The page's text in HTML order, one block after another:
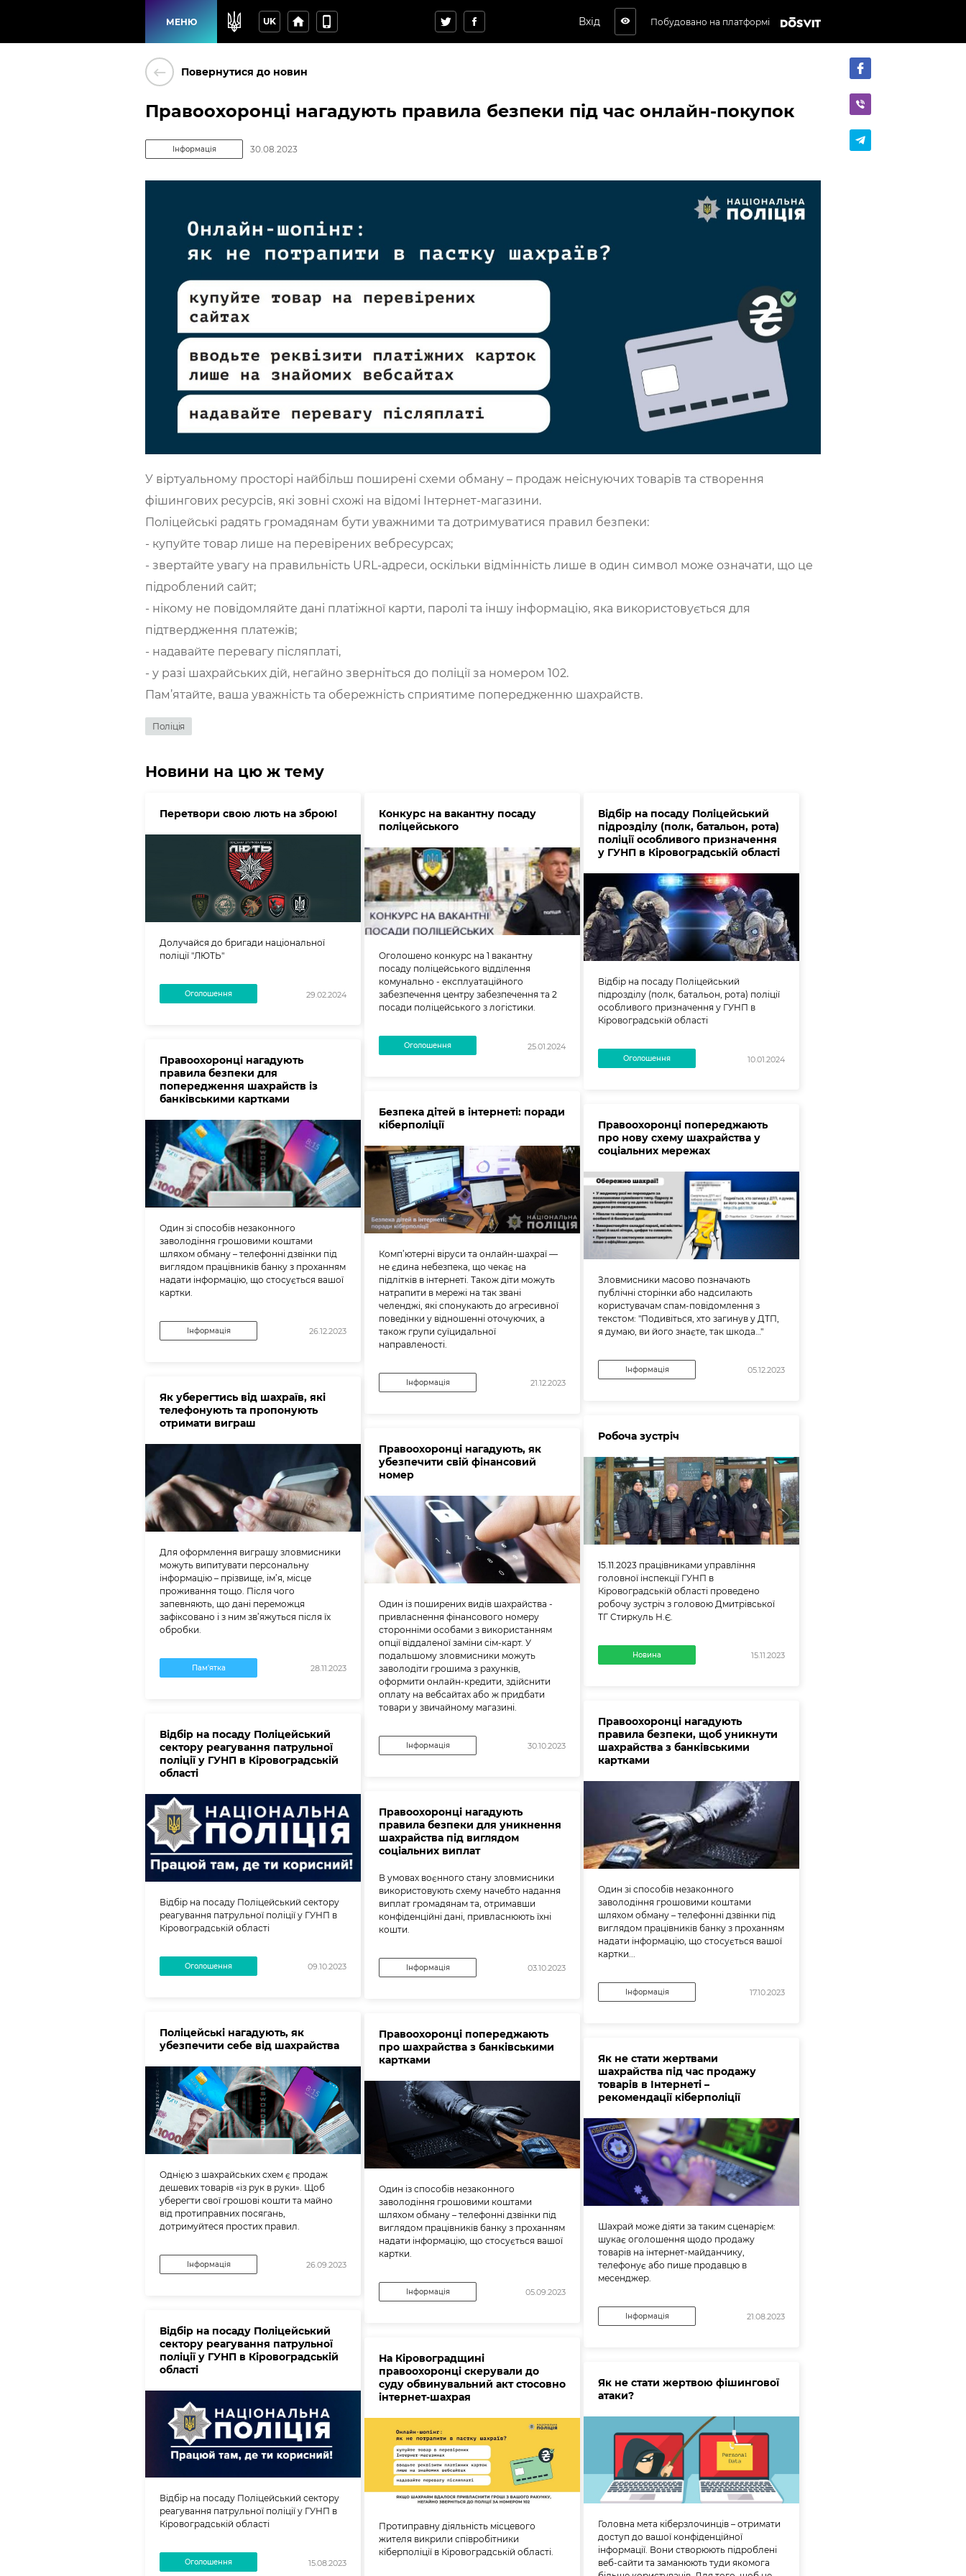
МЕНЮ UK home phone_iphone Вхід visibility Побудовано на платформі
keyboard_backspace Повернутися до новин
Правоохоронці нагадують правила безпеки під час онлайн-покупок
Інформація 30.08.2023
У віртуальному просторі найбільш поширені схеми обману – продаж неіснуючих товарів та створення
фішингових ресурсів, які зовні схожі на відомі Інтернет-магазини.
Поліцейські радять громадянам бути уважними та дотримуватися правил безпеки:
- купуйте товар лише на перевірених вебресурсах;
- звертайте увагу на правильність URL-адреси, оскільки відмінність лише в один символ може означати, що це
підроблений сайт;
- нікому не повідомляйте дані платіжної карти, паролі та іншу інформацію, яка використовується для
підтвердження платежів;
- надавайте перевагу післяплаті,
- у разі шахрайських дій, негайно зверніться до поліції за номером 102.
Пам’ятайте, ваша уважність та обережність сприятиме попередженню шахрайств.
Поліція
Новини на цю ж тему
Перетвори свою лють на зброю!
Долучайся до бригади національної
поліції "ЛЮТЬ"
Оголошення 29.02.2024
Конкурс на вакантну посаду
поліцейського
Оголошено конкурс на 1 вакантну
посаду поліцейського відділення
комунально - експлуатаційного
забезпечення центру забезпечення та 2
посади поліцейського з логістики.
Оголошення 25.01.2024
Відбір на посаду Поліцейський
підрозділу (полк, батальон, рота)
поліції особливого призначення
у ГУНП в Кіровоградській області
Відбір на посаду Поліцейський
підрозділу (полк, батальон, рота) поліції
особливого призначення у ГУНП в
Кіровоградській області
Оголошення 10.01.2024
Правоохоронці нагадують
правила безпеки для
попередження шахрайств із
банківськими картками
Один зі способів незаконного
заволодіння грошовими коштами
шляхом обману – телефонні дзвінки під
виглядом працівників банку з проханням
надати інформацію, що стосується вашої
картки.
Інформація 26.12.2023
Безпека дітей в інтернеті: поради
кіберполіції
Комп’ютерні віруси та онлайн-шахраї —
не єдина небезпека, що чекає на
підлітків в інтернеті. Також діти можуть
натрапити в мережі на так звані
челенджі, які спонукають до агресивної
поведінки у відношенні оточуючих, а
також групи суїцидальної
направленості.
Інформація 21.12.2023
Правоохоронці попереджають
про нову схему шахрайства у
соціальних мережах
Зловмисники масово позначають
публічні сторінки або надсилають
користувачам спам-повідомлення з
текстом: "Подивіться, хто загинув у ДТП,
я думаю, ви його знаєте, так шкода…"
Інформація 05.12.2023
Як уберегтись від шахраїв, які
телефонують та пропонують
отримати виграш
Для оформлення виграшу зловмисники
можуть випитувати персональну
інформацію – прізвище, ім’я, місце
проживання тощо. Після чого
запевняють, що дані переможця
зафіксовано і з ним зв’яжуться після їх
обробки.
Пам'ятка 28.11.2023
Робоча зустріч
15.11.2023 працівниками управління
головної інспекції ГУНП в
Кіровоградській області проведено
робочу зустріч з головою Дмитрівської
ТГ Стиркуль Н.Є.
Новина 15.11.2023
Правоохоронці нагадують, як
убезпечити свій фінансовий
номер
Один із поширених видів шахрайства -
привласнення фінансового номеру
сторонніми особами з використанням
опції віддаленої заміни сім-карт. У
подальшому зловмисники можуть
заволодіти грошима з рахунків,
оформити онлайн-кредити, здійснити
оплату на вебсайтах або ж придбати
товари у звичайному магазині.
Інформація 30.10.2023
Правоохоронці нагадують
правила безпеки, щоб уникнути
шахрайства з банківськими
картками
Один зі способів незаконного
заволодіння грошовими коштами
шляхом обману – телефонні дзвінки під
виглядом працівників банку з проханням
надати інформацію, що стосується вашої
картки...
Інформація 17.10.2023
Відбір на посаду Поліцейський
сектору реагування патрульної
поліції у ГУНП в Кіровоградській
області
Відбір на посаду Поліцейський сектору
реагування патрульної поліції у ГУНП в
Кіровоградській області
Оголошення 09.10.2023
Правоохоронці нагадують
правила безпеки для уникнення
шахрайства під виглядом
соціальних виплат
В умовах воєнного стану зловмисники
використовують схему начебто надання
виплат громадянам та, отримавши
конфіденційні дані, привласнюють їхні
кошти.
Інформація 03.10.2023
Поліцейські нагадують, як
убезпечити себе від шахрайства
Однією з шахрайських схем є продаж
дешевих товарів «із рук в руки». Щоб
уберегти свої грошові кошти та майно
від протиправних посягань,
дотримуйтеся простих правил.
Інформація 26.09.2023
Правоохоронці попереджають
про шахрайства з банківськими
картками
Один із способів незаконного
заволодіння грошовими коштами
шляхом обману – телефонні дзвінки під
виглядом працівників банку з проханням
надати інформацію, що стосується вашої
картки.
Інформація 05.09.2023
Як не стати жертвами
шахрайства під час продажу
товарів в Інтернеті –
рекомендації кіберполіції
Шахрай може діяти за таким сценарієм:
шукає оголошення щодо продажу
товарів на інтернет-майданчику,
телефонує або пише продавцю в
месенджер.
Інформація 21.08.2023
Відбір на посаду Поліцейський
сектору реагування патрульної
поліції у ГУНП в Кіровоградській
області
Відбір на посаду Поліцейський сектору
реагування патрульної поліції у ГУНП в
Кіровоградській області
Оголошення 15.08.2023
На Кіровоградщині
правоохоронці скерували до
суду обвинувальний акт стосовно
інтернет-шахрая
Протиправну діяльність місцевого
жителя викрили співробітники
кіберполіції в Кіровоградській області.
Як не стати жертвою фішингової
атаки?
Головна мета кіберзлочинців – отримати
доступ до вашої конфіденційної
інформації. Вони створюють підроблені
веб-сайти та заманюють туди якомога